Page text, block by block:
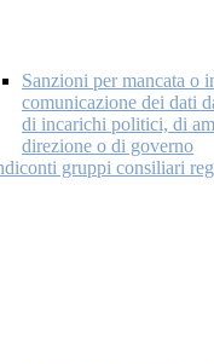
Sanzioni per mancata o
comunicazione dei dati
di incarichi politici, di
direzione o di governo
gruppi consiliari